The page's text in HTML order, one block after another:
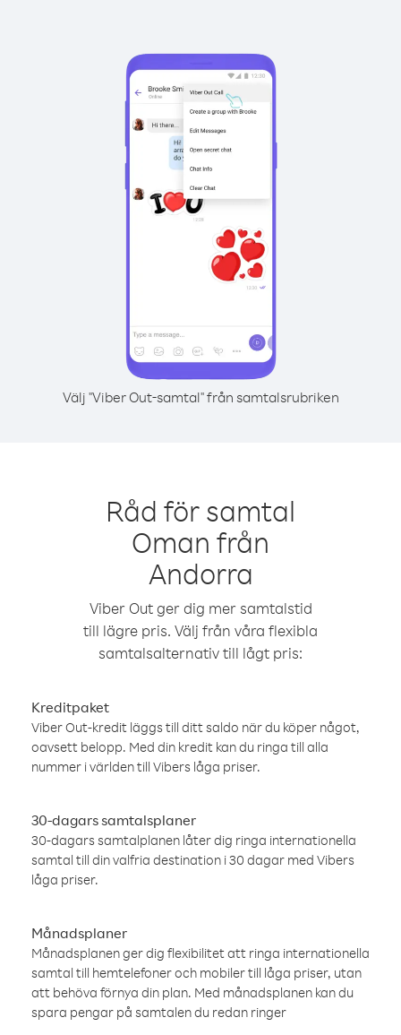
Välj "Viber Out-samtal" från samtalsrubriken
Råd för samtal
Oman från
Andorra
Viber Out ger dig mer samtalstid
till lägre pris. Välj från våra flexibla
samtalsalternativ till lågt pris:
Kreditpaket
Viber Out-kredit läggs till ditt saldo när du köper något,
oavsett belopp. Med din kredit kan du ringa till alla
nummer i världen till Vibers låga priser.
30-dagars samtalsplaner
30-dagars samtalplanen låter dig ringa internationella
samtal till din valfria destination i 30 dagar med Vibers
låga priser.
Månadsplaner
Månadsplanen ger dig flexibilitet att ringa internationella
samtal till hemtelefoner och mobiler till låga priser, utan
att behöva förnya din plan. Med månadsplanen kan du
spara pengar på samtalen du redan ringer